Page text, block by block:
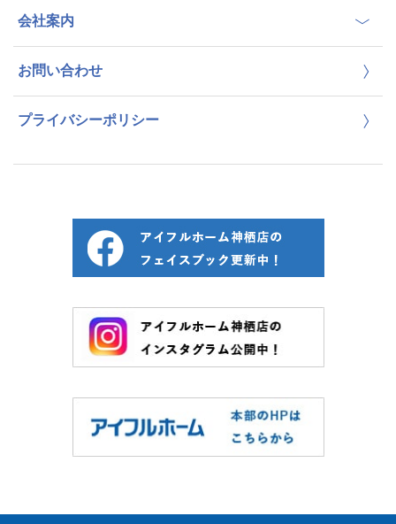
会社案内
お問い合わせ
プライバシーポリシー